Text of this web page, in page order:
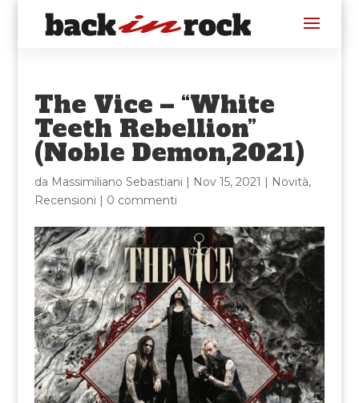
The Vice – “White
Teeth Rebellion”
(Noble Demon,2021)
da Massimiliano Sebastiani | Nov 15, 2021 | Novità,
Recensioni | 0 commenti